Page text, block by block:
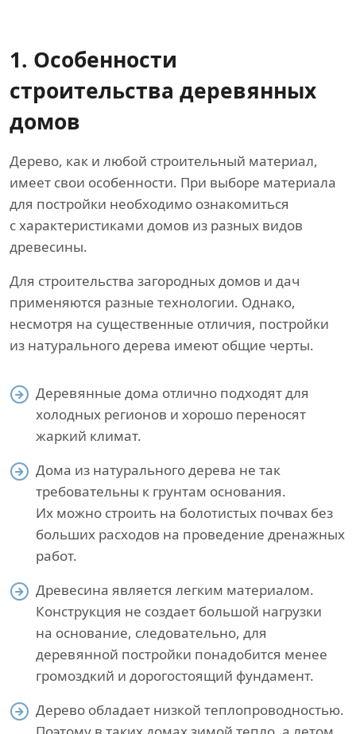
1. Особенности
строительства деревянных
домов
Дерево, как и любой строительный материал,
имеет свои особенности. При выборе материала
для постройки необходимо ознакомиться
с характеристиками домов из разных видов
древесины.
Для строительства загородных домов и дач
применяются разные технологии. Однако,
несмотря на существенные отличия, постройки
из натурального дерева имеют общие черты.
Деревянные дома отлично подходят для
холодных регионов и хорошо переносят
жаркий климат.
Дома из натурального дерева не так
требовательны к грунтам основания.
Их можно строить на болотистых почвах без
больших расходов на проведение дренажных
работ.
Древесина является легким материалом.
Конструкция не создает большой нагрузки
на основание, следовательно, для
деревянной постройки понадобится менее
громоздкий и дорогостоящий фундамент.
Дерево обладает низкой теплопроводностью.